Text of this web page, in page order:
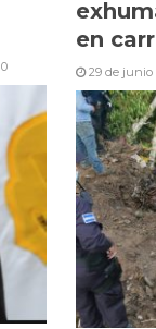
0
en
29 de junio